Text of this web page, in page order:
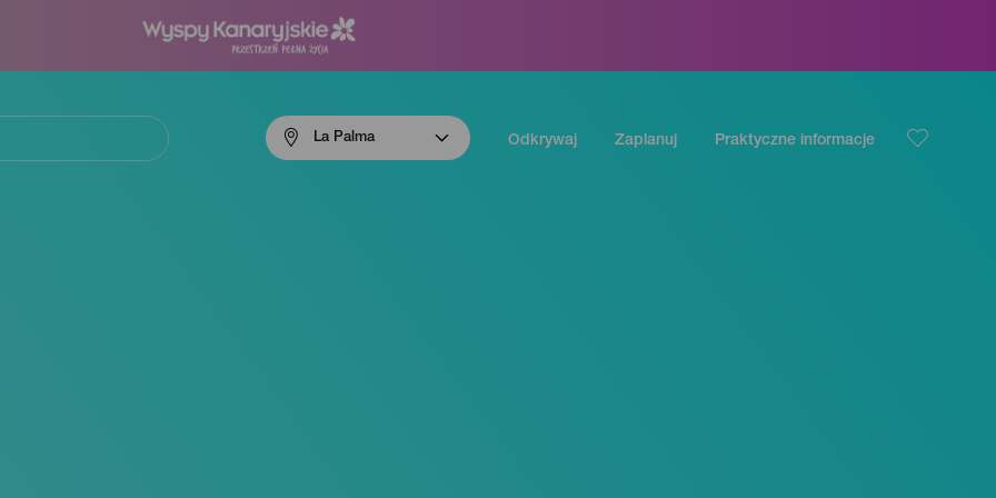
La Palma Odkrywaj Zaplanuj Praktyczne informacje